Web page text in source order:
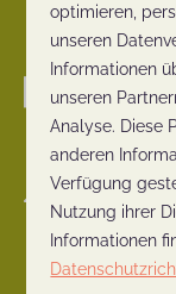
Nieuwe
3911 MJ
Nederland
optimieren,
unseren
Informationen
unseren
Analyse. Diese
anderen
Verfügung
Nutzung ihrer
Informationen